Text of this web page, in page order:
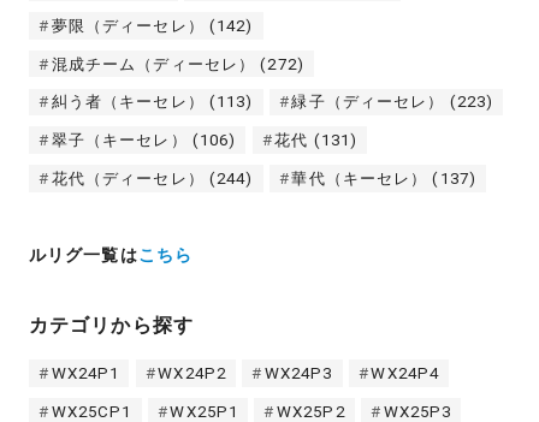
夢限（ディーセレ） (142)
混成チーム（ディーセレ） (272)
糾う者（キーセレ） (113) 緑子（ディーセレ） (223)
翠子（キーセレ） (106) 花代 (131)
花代（ディーセレ） (244) 華代（キーセレ） (137)
ルリグ一覧はこちら
カテゴリから探す
WX24P1 WX24P2 WX24P3 WX24P4
WX25CP1 WX25P1 WX25P2 WX25P3